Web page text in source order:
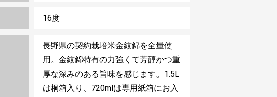
16度
長野県の契約栽培米金紋錦を全量使
用。金紋錦特有の力強くて芳醇かつ重
厚な深みのある旨味を感じます。1.5L
は桐箱入り、720mlは専用紙箱にお入